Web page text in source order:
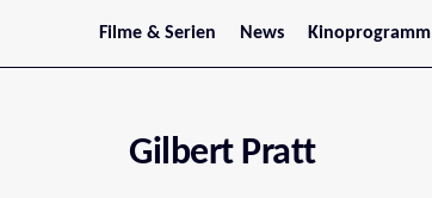
Filme & Serien
Trailer
Serienarchiv
News
Stars
Kinoprogramm
Jetzt im Kino
Gilbert Pratt